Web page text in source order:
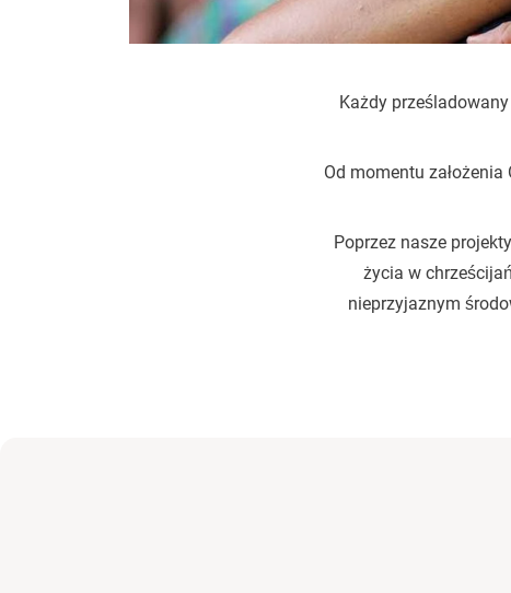
Każdy
Od momentu
Poprzez nasze
życia w
nieprzyjaznym